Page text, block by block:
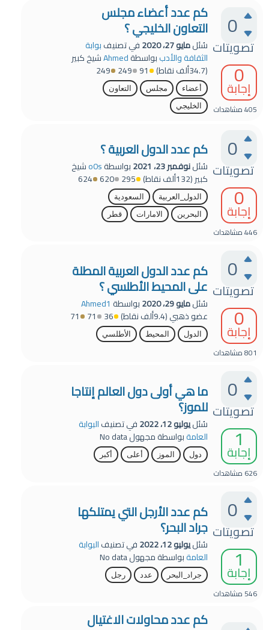
0
تصويتات
0
إجابة
405مشاهدات
كم عدد أعضاء مجلس
التعاون الخليجي ؟
سُئلمايو 27، 2020 في تصنيفبوابة
الثقافة والأدببواسطةAhmedشيخ كبير
(34.7ألف نقاط) 91
249
249
أعضاء مجلس
التعاون
الخليجي
0
تصويتات
0
إجابة
446مشاهدات
كم عدد الدول العربية ؟
سُئلنوفمبر 23، 2021 بواسطةo0sشيخ
كبير(132ألف نقاط) 295
620
624
الدول_العربية
السعودية
البحرين
الامارات قطر
0
تصويتات
0
إجابة
801مشاهدات
كم عدد الدول العربية المطلة
على المحيط الأطلسي ؟
سُئلمايو 29، 2020 بواسطة Ahmed1
عضو ذهبي(9.4ألف نقاط) 36
71
71
الدول المحيط الأطلسي
0
تصويتات
1
إجابة
626 مشاهدات
ما هي أولى دول العالم إنتاجا
للموز؟
سُئليوليو 12، 2022 في تصنيفالبوابة
العامةبواسطةمجهولNo data
دول الموز أعلى أكبر
0
تصويتات
1
إجابة
546مشاهدات
كم عدد الأرجل التي يمتلكها
جراد البحر؟
سُئليوليو 12، 2022 في تصنيفالبوابة
العامةبواسطةمجهولNo data
جراد_البحر عدد رجل
كم عدد محاولات الاغتيال